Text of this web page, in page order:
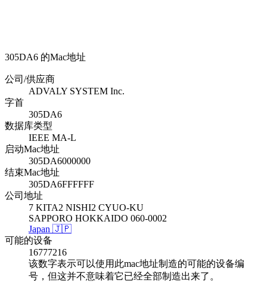
305DA6 的Mac地址
公司/供应商
ADVALY SYSTEM Inc.
字首
305DA6
数据库类型
IEEE MA-L
启动Mac地址
305DA6000000
结束Mac地址
305DA6FFFFFF
公司地址
7 KITA2 NISHI2 CYUO-KU
SAPPORO HOKKAIDO 060-0002
Japan 🇯🇵
可能的设备
16777216
该数字表示可以使用此mac地址制造的可能的设备编
号，但这并不意味着它已经全部制造出来了。